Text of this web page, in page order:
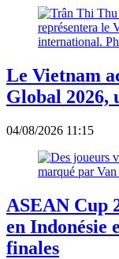
Le Vietnam
Global 2026,
04/08/2026 11:15
ASEAN Cup
en Indonésie
finales